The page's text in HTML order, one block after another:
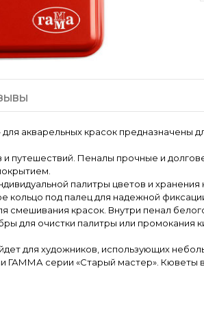
акварельных красок предназначены
путешествий. Пеналы прочные и
палитры цветов и
кольцо под палец для надежной
смешивания красок. Внутри пенал
для очистки палитры или промокания
для художников, использующих
ГАММА серии «Старый мастер». Кюветы в